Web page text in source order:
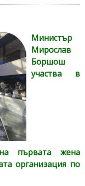
Министър
Мирослав
Боршош
участва в
първата жена
организация по